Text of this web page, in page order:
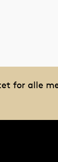
for alle